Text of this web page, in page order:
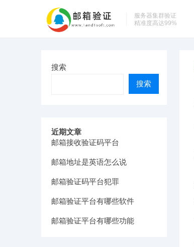
服务器集群验证
精准度高达99%
搜索
搜索
近期文章
邮箱接收验证码平台
邮箱地址是英语怎么说
邮箱验证码平台犯罪
邮箱验证平台有哪些软件
邮箱验证平台有哪些功能